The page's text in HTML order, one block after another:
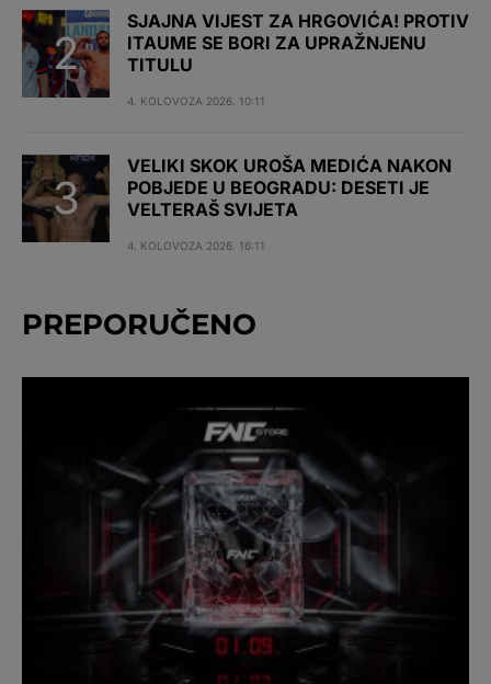
SJAJNA VIJEST ZA HRGOVIĆA! PROTIV
ITAUME SE BORI ZA UPRAŽNJENU
TITULU
4. KOLOVOZA 2026. 10:11
VELIKI SKOK UROŠA MEDIĆA NAKON
POBJEDE U BEOGRADU: DESETI JE
VELTERAŠ SVIJETA
4. KOLOVOZA 2026. 16:11
PREPORUČENO